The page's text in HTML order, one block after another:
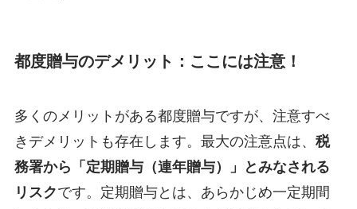
都度贈与のデメリット：ここには注意！
多くのメリットがある都度贈与ですが、注意すべ
きデメリットも存在します。最大の注意点は、 税
務署から「定期贈与（連年贈与）」とみなされる
リスクです。定期贈与とは、あらかじめ一定期間